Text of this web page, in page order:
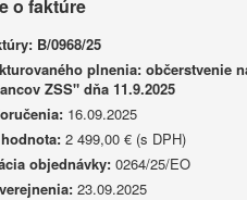
o faktúre
B/0968/25
plnenia: občerstvenie
ZSS" dňa 11.9.2025
16.09.2025
2 499,00 € (s DPH)
objednávky:0264/25/EO
23.09.2025